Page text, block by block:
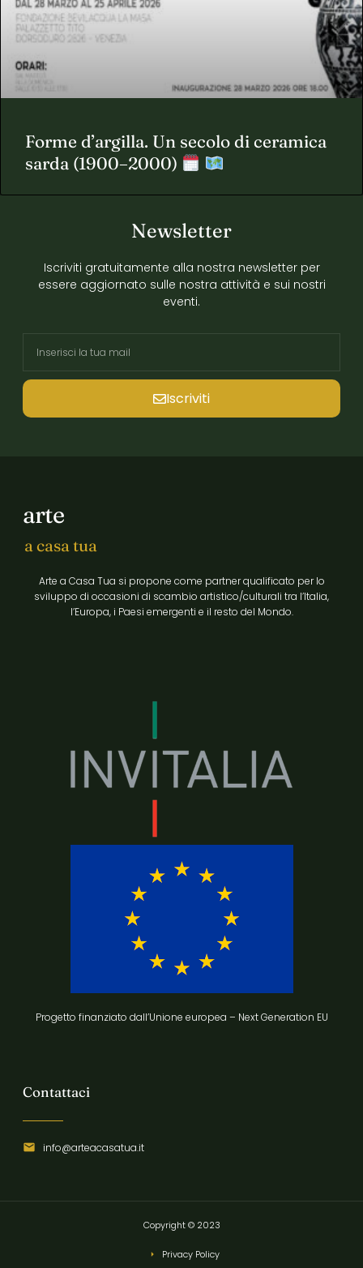
Forme d’argilla. Un secolo di ceramica
sarda (1900–2000)
Newsletter
Iscriviti gratuitamente alla nostra newsletter per
essere aggiornato sulle nostra attività e sui nostri
eventi.
Iscriviti
arte
a casa tua
Arte a Casa Tua si propone come partner qualificato per lo
sviluppo di occasioni di scambio artistico/culturali tra l’Italia,
l’Europa, i Paesi emergenti e il resto del Mondo.
Progetto finanziato dall’Unione europea – Next Generation EU
Contattaci
info@arteacasatua.it
Copyright © 2023
Privacy Policy